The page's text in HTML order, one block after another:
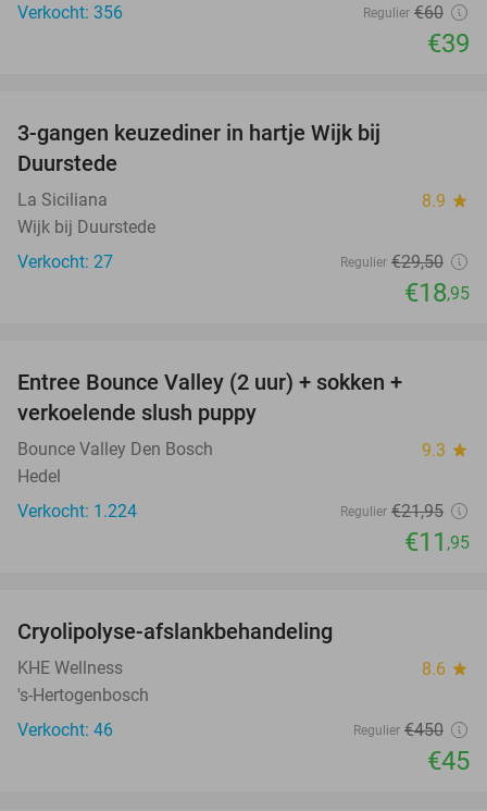
Verkocht: 356
Regulier €60
€39
3-gangen keuzediner in hartje Wijk bij
Duurstede
La Siciliana 8.9 star
Wijk bij Duurstede
Verkocht: 27
Regulier €29,50
€18,95
Entree Bounce Valley (2 uur) + sokken +
verkoelende slush puppy
Bounce Valley Den Bosch 9.3 star
Hedel
Verkocht: 1.224
Regulier €21,95
€11 ,95
Cryolipolyse-afslankbehandeling
KHE Wellness 8.6 star
's-Hertogenbosch
Verkocht: 46
Regulier €450
€45